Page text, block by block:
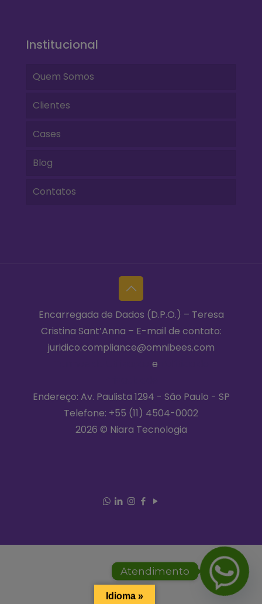
Institucional
Quem Somos
Clientes
Cases
Blog
Contatos
Encarregada de Dados (D.P.O.) – Teresa
Cristina Sant’Anna – E-mail de contato:
juridico.compliance@omnibees.com
e
Endereço: Av. Paulista 1294 - São Paulo - SP
Telefone: +55 (11) 4504-0002
2026 © Niara Tecnologia
Idioma »
Atendimento